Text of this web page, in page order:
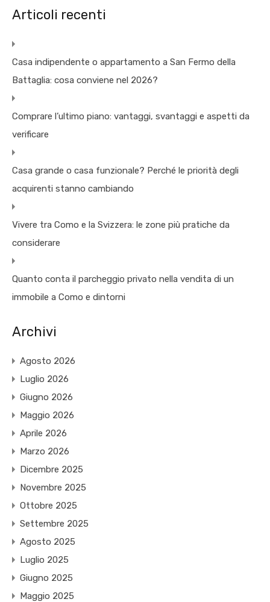
Articoli recenti
Casa indipendente o appartamento a San Fermo della
Battaglia: cosa conviene nel 2026?
Comprare l’ultimo piano: vantaggi, svantaggi e aspetti da
verificare
Casa grande o casa funzionale? Perché le priorità degli
acquirenti stanno cambiando
Vivere tra Como e la Svizzera: le zone più pratiche da
considerare
Quanto conta il parcheggio privato nella vendita di un
immobile a Como e dintorni
Archivi
Agosto 2026
Luglio 2026
Giugno 2026
Maggio 2026
Aprile 2026
Marzo 2026
Dicembre 2025
Novembre 2025
Ottobre 2025
Settembre 2025
Agosto 2025
Luglio 2025
Giugno 2025
Maggio 2025